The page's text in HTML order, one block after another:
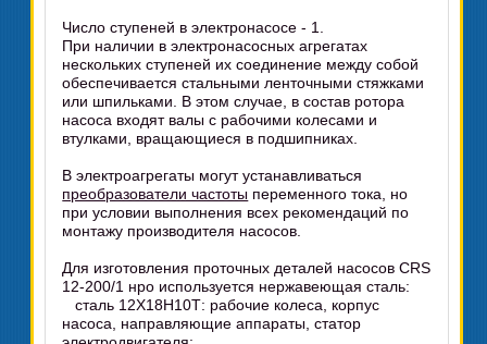
Число ступеней в электронасосе - 1.
При наличии в электронасосных агрегатах
нескольких ступеней их соединение между собой
обеспечивается стальными ленточными стяжками
или шпильками. В этом случае, в состав ротора
насоса входят валы с рабочими колесами и
втулками, вращающиеся в подшипниках.
В электроагрегаты могут устанавливаться
преобразователи частоты переменного тока, но
при условии выполнения всех рекомендаций по
монтажу производителя насосов.
Для изготовления проточных деталей насосов CRS
12-200/1 нро используется нержавеющая сталь:
сталь 12Х18Н10Т: рабочие колеса, корпус
насоса, направляющие аппараты, статор